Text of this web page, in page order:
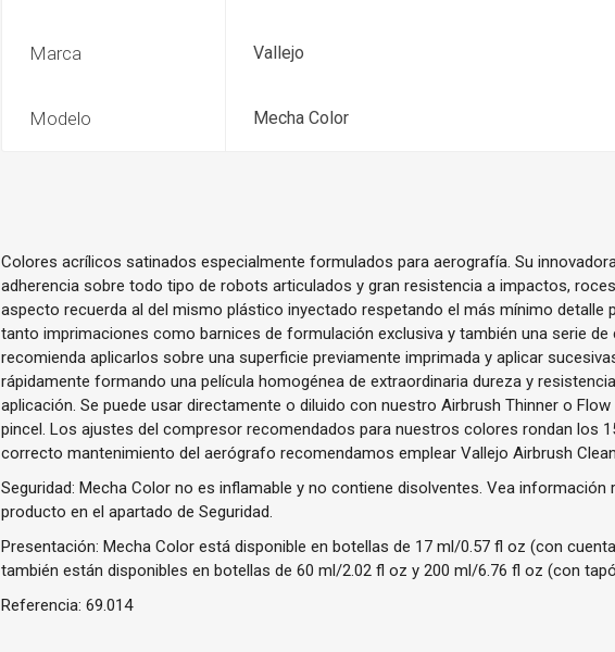
Marca Vallejo
Modelo Mecha Color
Colores acrílicos satinados especialmente formulados para aerografía. Su
adherencia sobre todo tipo de robots articulados y gran resistencia a impactos,
aspecto recuerda al del mismo plástico inyectado respetando el más mínimo detalle
tanto imprimaciones como barnices de formulación exclusiva y también una serie
recomienda aplicarlos sobre una superficie previamente imprimada y aplicar
rápidamente formando una película homogénea de extraordinaria dureza y
aplicación. Se puede usar directamente o diluido con nuestro Airbrush Thinner o
pincel. Los ajustes del compresor recomendados para nuestros colores rondan los
correcto mantenimiento del aerógrafo recomendamos emplear Vallejo Airbrush
Seguridad: Mecha Color no es inflamable y no contiene disolventes. Vea
producto en el apartado de Seguridad.
Presentación: Mecha Color está disponible en botellas de 17 ml/0.57 fl oz (con
también están disponibles en botellas de 60 ml/2.02 fl oz y 200 ml/6.76 fl oz (con
Referencia:69.014